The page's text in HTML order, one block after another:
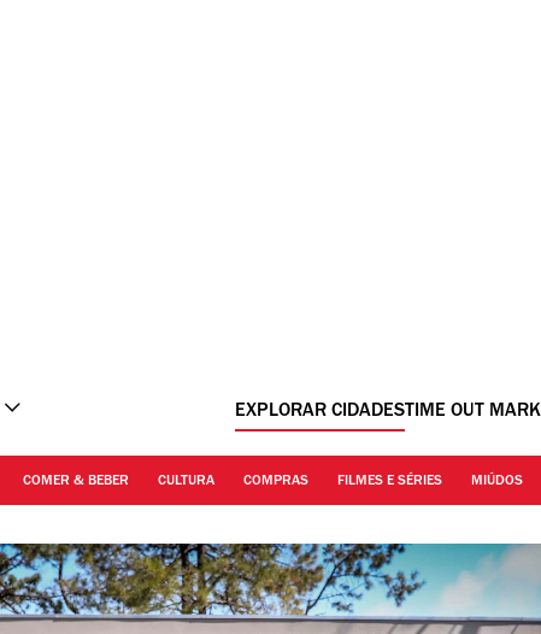
EXPLORAR CIDADESTIME OUT
COMER & BEBER CULTURA COMPRAS FILMES E SÉRIES MIÚDOS